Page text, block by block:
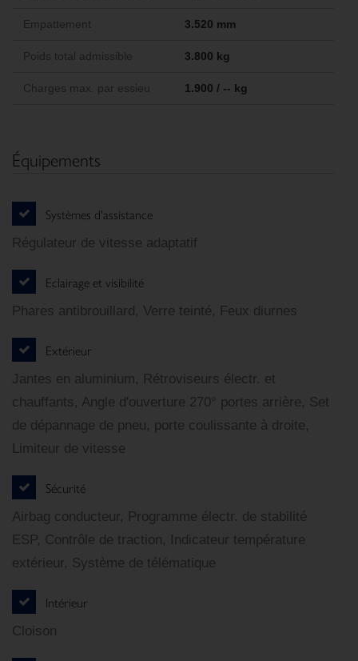
Empattement 3.520 mm
Poids total admissible 3.800 kg
Charges max. par essieu 1.900 / -- kg
Équipements
Systèmes d'assistance
Régulateur de vitesse adaptatif
Eclairage et visibilité
Phares antibrouillard, Verre teinté, Feux diurnes
Extérieur
Jantes en aluminium, Rétroviseurs électr. et
chauffants, Angle d'ouverture 270° portes arrière, Set
de dépannage de pneu, porte coulissante à droite,
Limiteur de vitesse
Sécurité
Airbag conducteur, Programme électr. de stabilité
ESP, Contrôle de traction, Indicateur température
extérieur, Système de télématique
Intérieur
Cloison